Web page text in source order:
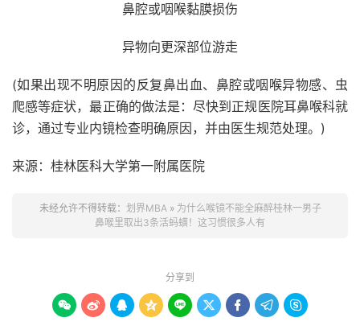
鼻腔或咽喉黏膜损伤
异物向更深部位游走
(如果出现不明原因的反复鼻出血、鼻腔或咽喉异物感、虫
爬感等症状，最正确的做法是：尽快到正规医院耳鼻喉科就
诊，通过专业内镜检查明确原因，并由医生规范处理。)
来源：桂林医科大学第一附属医院
未经允许不得转载： 划界MBA» 为什么喉镜不能全麻醉桂林一男子
鼻喉里取出3条活蚂蟥！这习惯很多人有
分享到
        